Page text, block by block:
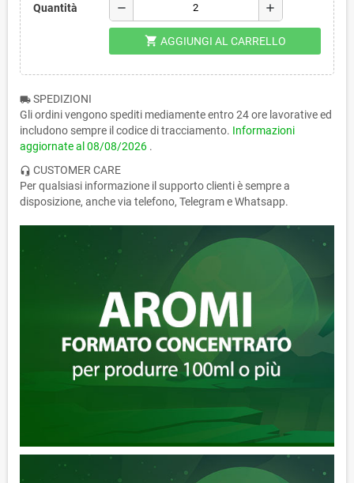
Quantità remove add
shopping_cart AGGIUNGI AL CARRELLO
local_shipping SPEDIZIONI
Gli ordini vengono spediti mediamente entro 24 ore lavorative ed
includono sempre il codice di tracciamento. Informazioni
aggiornate al 08/08/2026 .
headset_mic CUSTOMER CARE
Per qualsiasi informazione il supporto clienti è sempre a
disposizione, anche via telefono, Telegram e Whatsapp.